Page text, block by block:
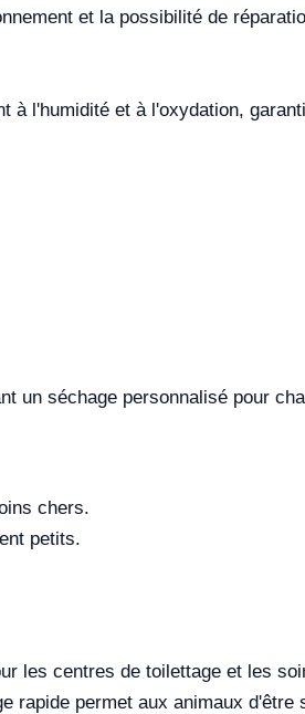
et la possibilité de
l'humidité et à l'oxydation,
un séchage personnalisé pour
chers.
petits.
les centres de toilettage et les
rapide permet aux animaux d'être